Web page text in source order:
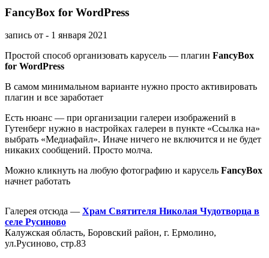
FancyBox for WordPress
запись от - 1 января 2021
Простой способ организовать карусель — плагин FancyBox
for WordPress
В самом минимальном варианте нужно просто активировать
плагин и все заработает
Есть нюанс — при организации галереи изображений в
Гутенберг нужно в настройках галереи в пункте «Ссылка на»
выбрать «Медиафайл». Иначе ничего не включится и не будет
никаких сообщений. Просто молча.
Можно кликнуть на любую фотографию и карусель FancyBox
начнет работать
Галерея отсюда — Храм Святителя Николая Чудотворца в
селе Русиново
Калужская область, Боровский район, г. Ермолино,
ул.Русиново, стр.83